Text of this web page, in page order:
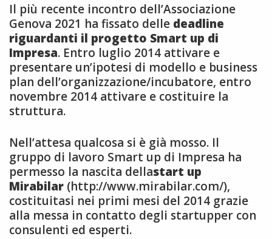
Il più recente incontro dell’Associazione
Genova 2021 ha fissato delle deadline
riguardanti il progetto Smart up di
Impresa. Entro luglio 2014 attivare e
presentare un’ipotesi di modello e business
plan dell’organizzazione/incubatore, entro
novembre 2014 attivare e costituire la
struttura.
Nell’attesa qualcosa si è già mosso. Il
gruppo di lavoro Smart up di Impresa ha
permesso la nascita dellastart up
Mirabilar (http://www.mirabilar.com/),
costituitasi nei primi mesi del 2014 grazie
alla messa in contatto degli startupper con
consulenti ed esperti.